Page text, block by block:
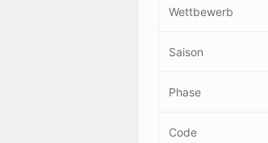
Wettbewerb
Saison
Phase
Code